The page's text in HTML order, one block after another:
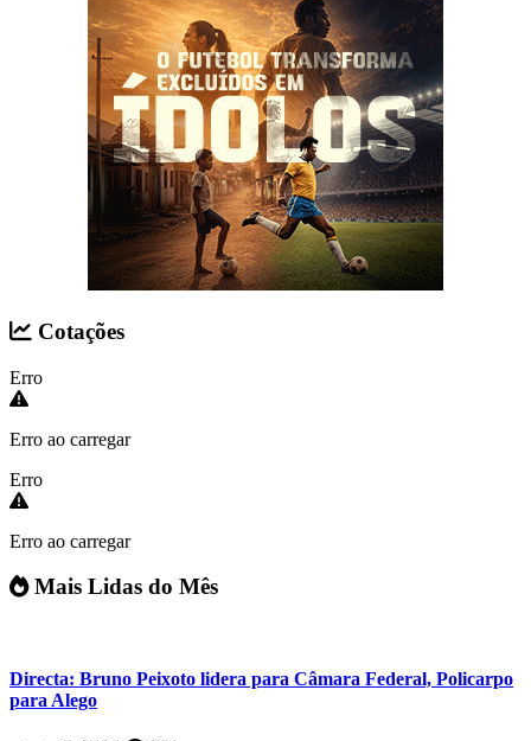
Cotações
Erro
Erro ao carregar
Erro
Erro ao carregar
Mais Lidas do Mês
Directa: Bruno Peixoto lidera para Câmara Federal, Policarpo
para Alego